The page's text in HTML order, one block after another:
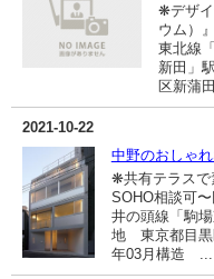
❋デザ
ウム）
東北線
新田」
区新蒲
2021-10-22
中野のおしゃ
❋共有テラスで
SOHO相談可
井の頭線「駒
地 東京都目黒
年03月構造 ...